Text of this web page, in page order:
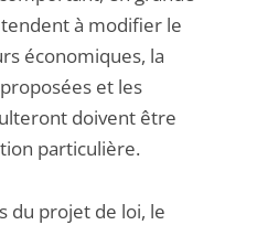
à modifier le
économiques, la
et les
doivent être
particulière.
du projet de loi, le